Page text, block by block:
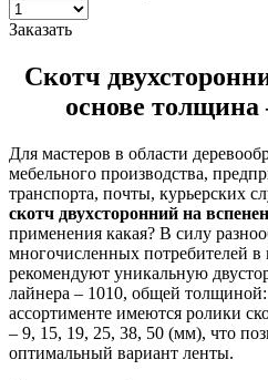
Заказать
Скотч
основе толщина
Для мастеров в области
мебельного производства,
транспорта, почты, курьерских
скотч двухсторонний на
применения какая? В силу
многочисленных
рекомендуют уникальную
лайнера – 1010, общей
ассортименте имеются ролики
– 9, 15, 19, 25, 38, 50 (мм), что
оптимальный вариант ленты.